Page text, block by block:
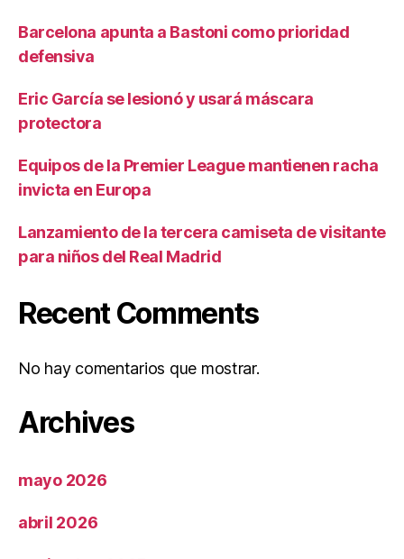
Barcelona apunta a Bastoni como prioridad
defensiva
Eric García se lesionó y usará máscara
protectora
Equipos de la Premier League mantienen racha
invicta en Europa
Lanzamiento de la tercera camiseta de visitante
para niños del Real Madrid
Recent Comments
No hay comentarios que mostrar.
Archives
mayo 2026
abril 2026